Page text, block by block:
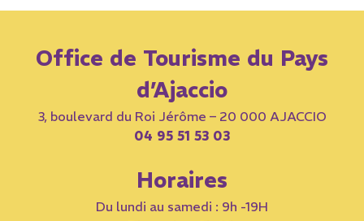
Office de Tourisme du Pays
d’Ajaccio
3, boulevard du Roi Jérôme – 20 000 AJACCIO
04 95 51 53 03
Horaires
Du lundi au samedi : 9h -19H